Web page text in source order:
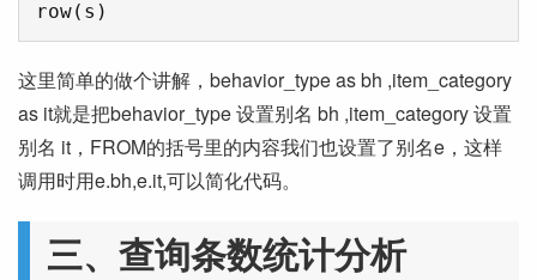
这里简单的做个讲解，behavior_type as bh ,item_category
as it就是把behavior_type 设置别名 bh ,item_category 设置
别名 it，FROM的括号里的内容我们也设置了别名e，这样
调用时用e.bh,e.it,可以简化代码。
三、查询条数统计分析